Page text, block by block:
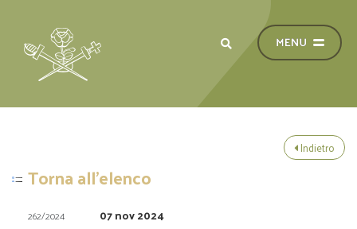
Indietro
Torna all'elenco
262/2024 07 nov 2024